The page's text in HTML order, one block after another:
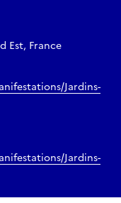
Est, France
Jardins-
Jardins-